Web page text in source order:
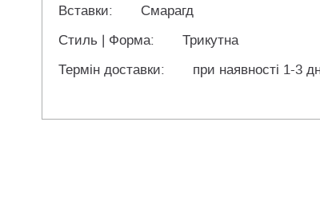
Вставки:
Смарагд
Стиль | Форма:
Трикутна
Термін доставки:
при наявності 1-3